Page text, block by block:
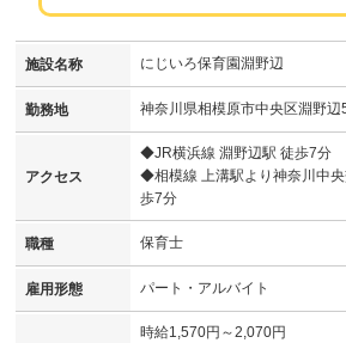
施設名称 にじいろ保育園淵野辺
勤務地 神奈川県相模原市中央区淵野辺
アクセス
◆JR横浜線 淵野辺駅 徒歩7分
◆相模線 上溝駅より神奈川中
歩7分
職種 保育士
雇用形態 パート・アルバイト
時給1,570円～2,070円